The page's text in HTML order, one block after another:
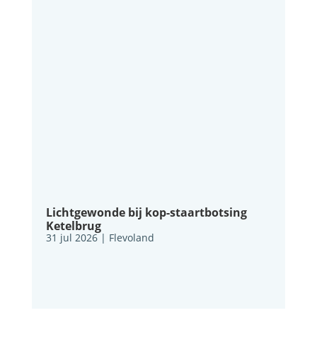
Lichtgewonde bij kop-staartbotsing
Ketelbrug
31 jul 2026| Flevoland